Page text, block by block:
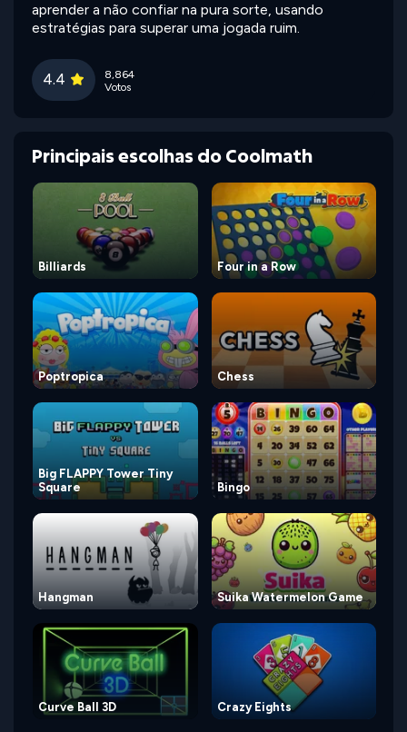
aprender a não confiar na pura sorte, usando
estratégias para superar uma jogada ruim.
4.4
8,864
Votos
Principais escolhas do Coolmath
Billiards Four in a Row
Poptropica Chess
Big FLAPPY Tower Tiny
Square
Bingo
Hangman Suika Watermelon Game
Curve Ball 3D Crazy Eights